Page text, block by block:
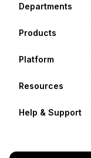
Departments
Products
Platform
Resources
Help & Support